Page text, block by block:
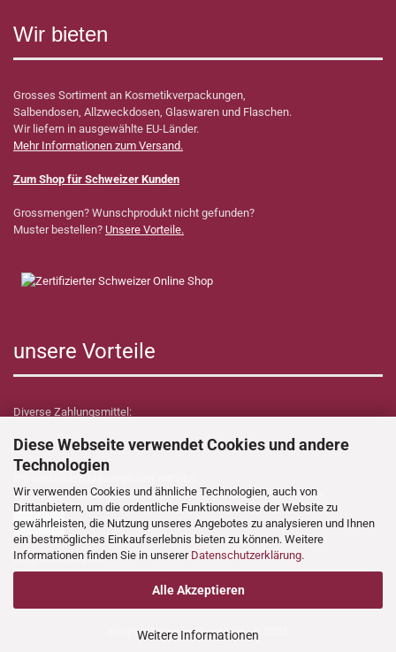
Diese Webseite verwendet Cookies und andere
Technologien
Wir verwenden Cookies und ähnliche Technologien, auch von
Drittanbietern, um die ordentliche Funktionsweise der Website zu
gewährleisten, die Nutzung unseres Angebotes zu analysieren und Ihnen
ein bestmögliches Einkaufserlebnis bieten zu können. Weitere
Informationen finden Sie in unserer Datenschutzerklärung.
Alle Akzeptieren
Weitere Informationen
Wir bieten
Grosses Sortiment an Kosmetikverpackungen,
Salbendosen, Allzweckdosen, Glaswaren und Flaschen.
Wir liefern in ausgewählte EU-Länder.
Mehr Informationen zum Versand.
Zum Shop für Schweizer Kunden
Grossmengen? Wunschprodukt nicht gefunden?
Muster bestellen? Unsere Vorteile.
unsere Vorteile
Diverse Zahlungsmittel:
Wir versenden unkompliziert mit GLS.
Verzollungs- sowie Zollkosten übernimmt Dynamica Shop für Sie!
Folgen Sie uns auf:
Shopsoftware by Gambio.de © 2025